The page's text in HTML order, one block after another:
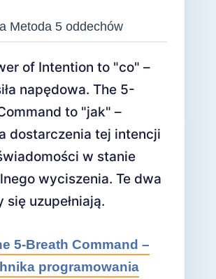
Metoda 5 oddechów
of Intention to "co" –
napędowa. The 5-
to "jak" –
dostarczenia tej intencji
w stanie
wyciszenia. Te dwa
się uzupełniają.
5-Breath Command –
programowania